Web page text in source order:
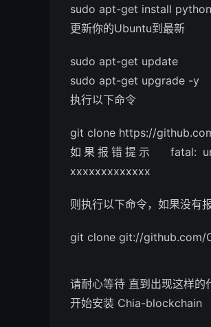
sudo apt-get install
更新你的Ubuntu到最新
sudo apt-get update
sudo apt-get upgrade -y
执行以下命令
git clone https://
如果报错提示 fatal:
xxxxxxxxxxxxx
则执行以下命令，如果没有
git clone git://github.com/
请耐心等待 直到出现这样的
开始安装 Chia-blockchain